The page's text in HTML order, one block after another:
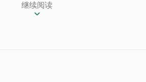
城镇的欧厝聚落，就藏在具代表性的石
继续阅读